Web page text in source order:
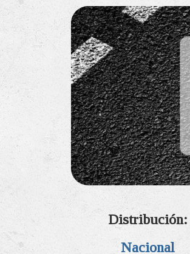
Distribución:
Nacional